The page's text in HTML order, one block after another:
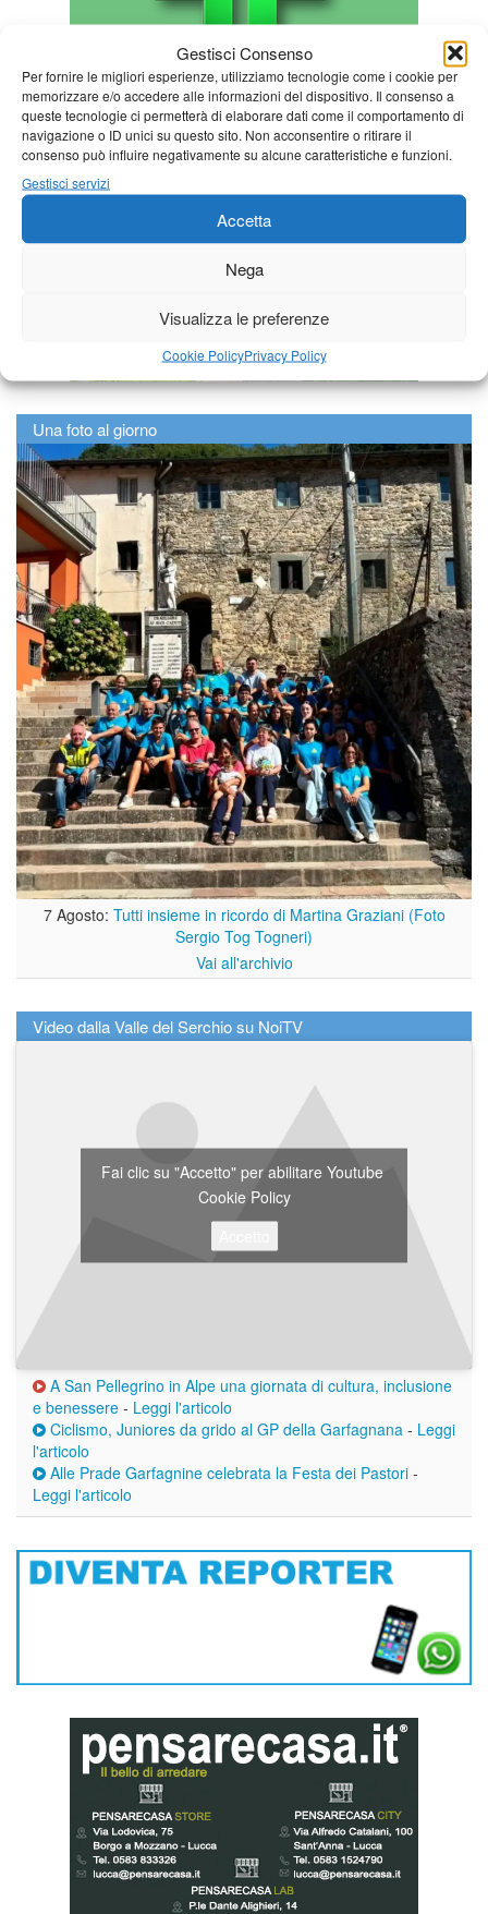
Gestisci Consenso
Per fornire le migliori esperienze, utilizziamo tecnologie come i cookie per
memorizzare e/o accedere alle informazioni del dispositivo. Il consenso a
queste tecnologie ci permetterà di elaborare dati come il comportamento di
navigazione o ID unici su questo sito. Non acconsentire o ritirare il
consenso può influire negativamente su alcune caratteristiche e funzioni.
Gestisci servizi
Accetta
Nega
Visualizza le preferenze
Cookie PolicyPrivacy Policy
Una foto al giorno
7 Agosto: Tutti insieme in ricordo di Martina Graziani (Foto
Sergio Tog Togneri)
Vai all'archivio
Video dalla Valle del Serchio su NoiTV
Fai clic su "Accetto" per abilitare Youtube
Cookie Policy
A San Pellegrino in Alpe una giornata di cultura, inclusione
e benessere - Leggi l'articolo
Ciclismo, Juniores da grido al GP della Garfagnana - Leggi
l'articolo
Alle Prade Garfagnine celebrata la Festa dei Pastori -
Leggi l'articolo